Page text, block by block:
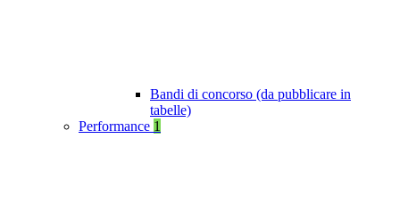
Bandi di concorso (da pubblicare in
tabelle)
Performance 1